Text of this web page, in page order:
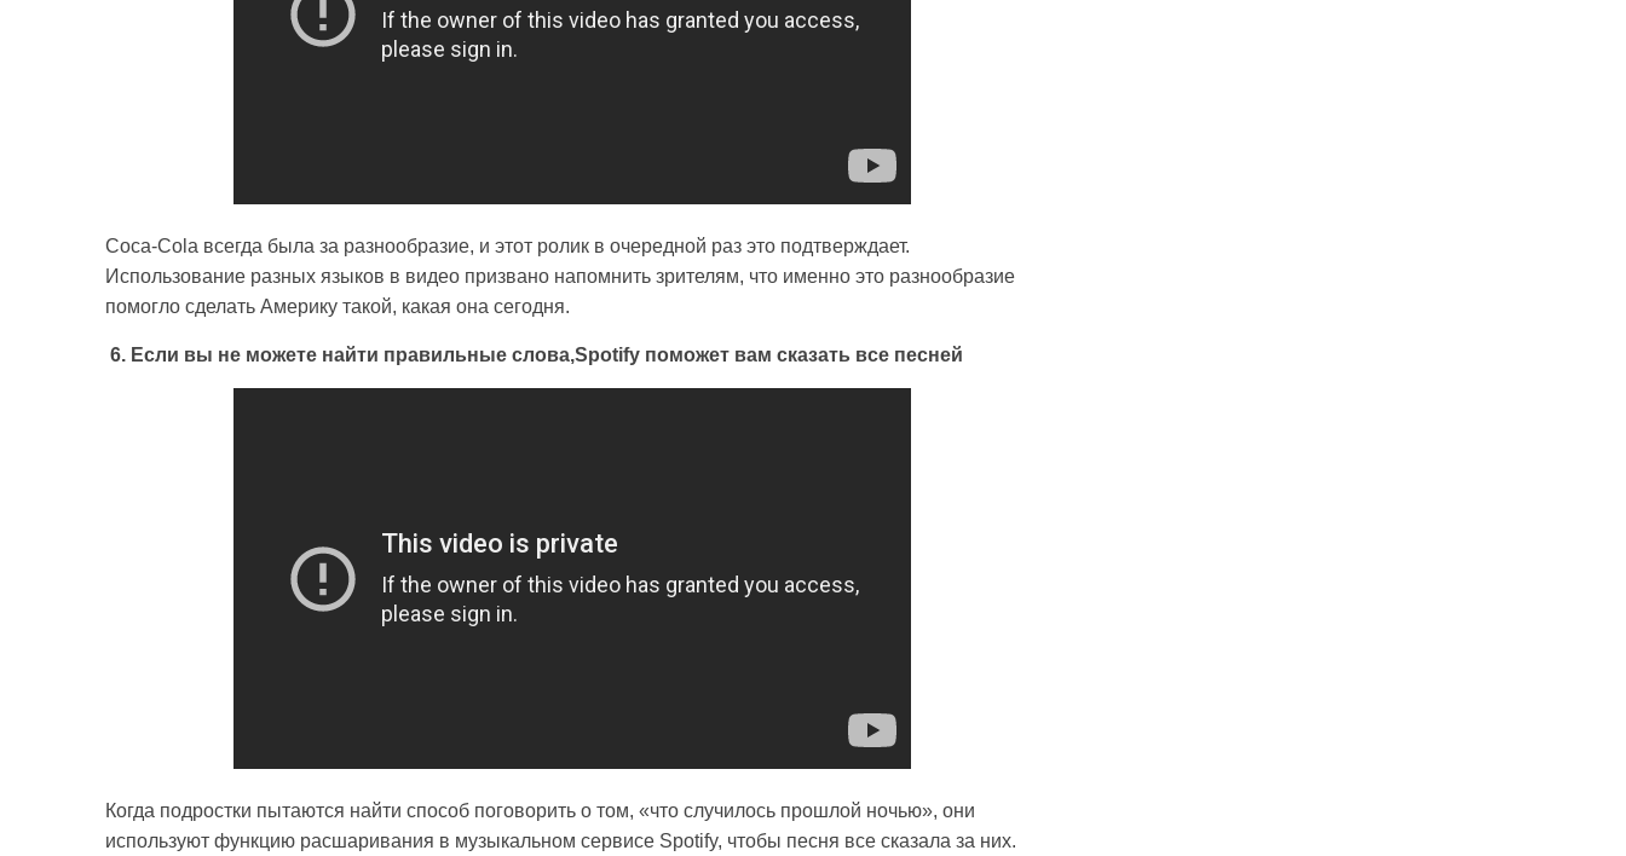
Coca-Cola всегда была за разнообразие, и этот ролик в очередной раз это подтверждает.
Использование разных языков в видео призвано напомнить зрителям, что именно это разнообразие
помогло сделать Америку такой, какая она сегодня.
6. Если вы не можете найти правильные слова,Spotify поможет вам сказать все песней
Когда подростки пытаются найти способ поговорить о том, «что случилось прошлой ночью», они
используют функцию расшаривания в музыкальном сервисе Spotify, чтобы песня все сказала за них.